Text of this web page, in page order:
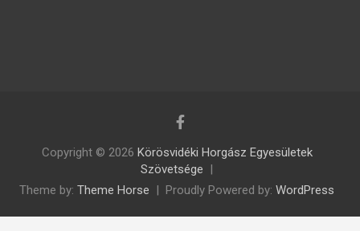
Copyright © 2026 Körösvidéki Horgász Egyesületek
Szövetsége
Theme by: Theme Horse Proudly Powered by: WordPress